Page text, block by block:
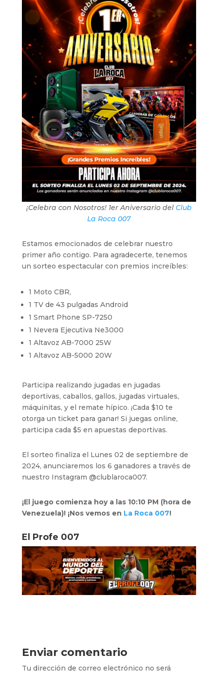
¡Celebra con Nosotros! 1er Aniversario del Club
La Roca 007
Estamos emocionados de celebrar nuestro
primer año contigo. Para agradecerte, tenemos
un sorteo espectacular con premios increíbles:
1 Moto CBR,
1 TV de 43 pulgadas Android
1 Smart Phone SP-7250
1 Nevera Ejecutiva Ne3000
1 Altavoz AB-7000 25W
1 Altavoz AB-5000 20W
Participa realizando jugadas en jugadas
deportivas, caballos, gallos, jugadas virtuales,
máquinitas, y el remate hípico. ¡Cada $10 te
otorga un ticket para ganar! Si juegas online,
participa cada $5 en apuestas deportivas.
El sorteo finaliza el Lunes 02 de septiembre de
2024, anunciaremos los 6 ganadores a través de
nuestro Instagram @‌clublaroca007.
¡El juego comienza hoy a las 10:10 PM (hora de
Venezuela)! ¡Nos vemos en La Roca 007!
El Profe 007
Enviar comentario
Tu dirección de correo electrónico no será